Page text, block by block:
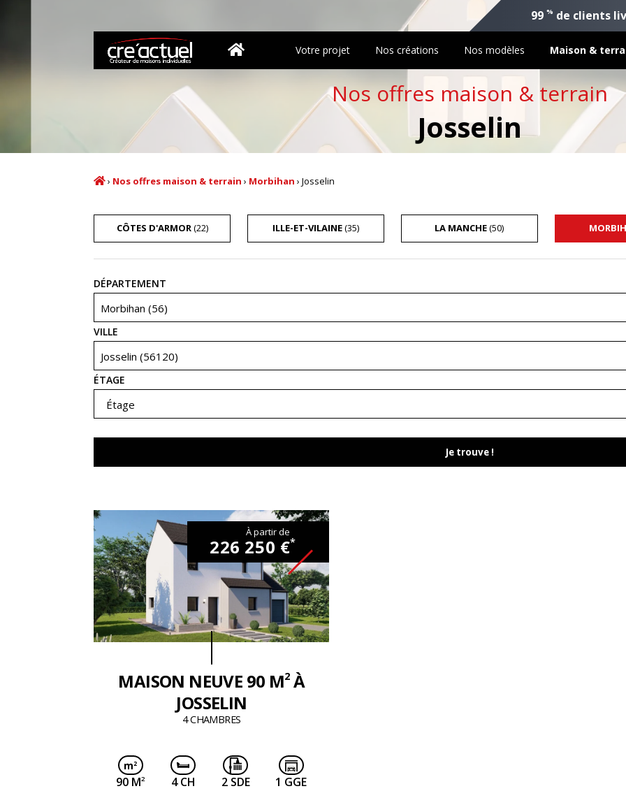
Votre projet Nos créations Nos modèles Maison &
99 % de clients
Nos offres maison & terrain
Josselin
› Nos offres maison & terrain › Morbihan ›Josselin
CÔTES D'ARMOR(22) ILLE-ET-VILAINE(35) LA MANCHE(50)
Recherche
DÉPARTEMENT
Morbihan (56)
VILLE
Josselin (56120)
ÉTAGE
Étage
Je trouve !
MAISON NEUVE 90 M2À
JOSSELIN
4 CHAMBRES
À partir de
226 250 €*
90 M2 4 CH 2 SDE 1 GGE